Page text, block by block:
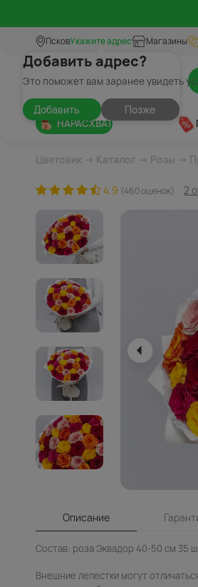
ПсковУкажите адрес
Добавить адрес?
Это поможет вам заранее увидеть
Добавить Позже
Магазины
НАРАСХВАТ
Цветовик → Каталог → Розы →
4.9 (460 оценок) 2
Описание
Состав: роза Эквадор 40-50 см 35
Внешние лепестки могут